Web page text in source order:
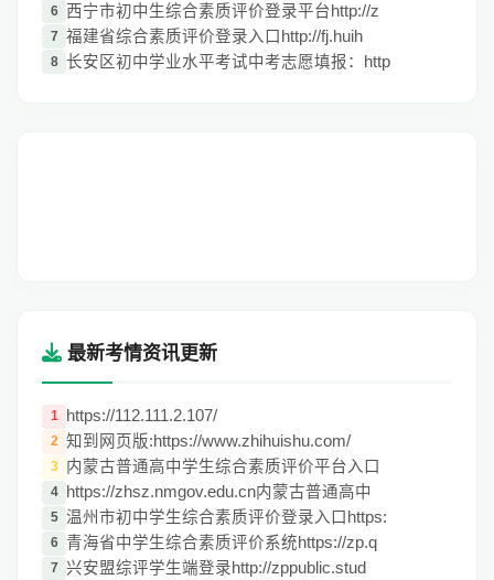
6 西宁市初中生综合素质评价登录平台http://z
7 福建省综合素质评价登录入口http://fj.huih
8 长安区初中学业水平考试中考志愿填报：http
最新考情资讯更新
1 https://112.111.2.107/
2 知到网页版:https://www.zhihuishu.com/
3 内蒙古普通高中学生综合素质评价平台入口
4 https://zhsz.nmgov.edu.cn内蒙古普通高中
5 温州市初中学生综合素质评价登录入口https:
6 青海省中学生综合素质评价系统https://zp.q
7 兴安盟综评学生端登录http://zppublic.stud